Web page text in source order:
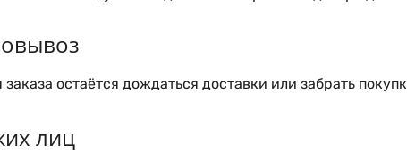
остаётся дождаться доставки или забрать
лиц